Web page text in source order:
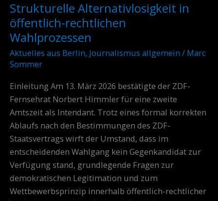
Strukturelle Alternativlosigkeit in
öffentlich-rechtlichen
Wahlprozessen
Aktuelles aus Berlin, Journalismus allgemein / Marc
Sommer
Einleitung Am 13. März 2026 bestätigte der ZDF-
Fernsehrat Norbert Himmler für eine zweite
Amtszeit als Intendant. Trotz eines formal korrekten
Ablaufs nach den Bestimmungen des ZDF-
Staatsvertrags wirft der Umstand, dass im
entscheidenden Wahlgang kein Gegenkandidat zur
Verfügung stand, grundlegende Fragen zur
demokratischen Legitimation und zum
Wettbewerbsprinzip innerhalb öffentlich-rechtlicher
Strukturelle
Alternativlosigkeit
in
öffentlich-
rechtlichen